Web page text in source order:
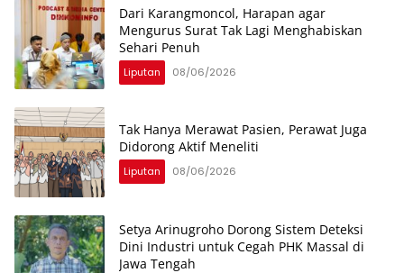
Dari Karangmoncol, Harapan agar
Mengurus Surat Tak Lagi Menghabiskan
Sehari Penuh
Liputan 08/06/2026
Tak Hanya Merawat Pasien, Perawat Juga
Didorong Aktif Meneliti
Liputan 08/06/2026
Setya Arinugroho Dorong Sistem Deteksi
Dini Industri untuk Cegah PHK Massal di
Jawa Tengah